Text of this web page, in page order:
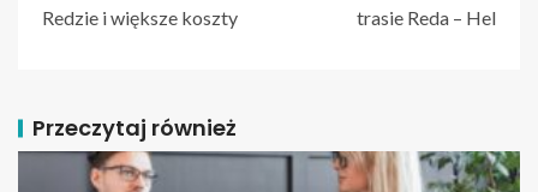
Redzie i większe koszty
trasie Reda – Hel
Przeczytaj również